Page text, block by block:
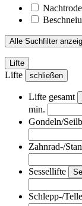
Alle Suchfilter
Lifte
Lifte schließen
Lifte gesamt
min.
Gondeln/
Zahnrad-/
Sessellifte
Schlepp-/